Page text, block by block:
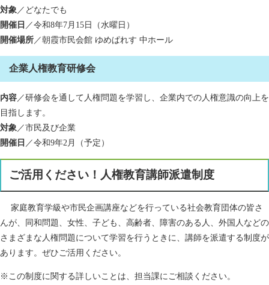
対象 ／どなたでも
開催日 ／令和8年7月15日（水曜日）
開催場所 ／朝霞市民会館 ゆめぱれす 中ホール
企業人権教育研修会
内容 ／研修会を通して人権問題を学習し、企業内での人権意識の向上を
目指します。
対象 ／市民及び企業
開催日 ／令和9年2月（予定）
ご活用ください！人権教育講師派遣制度
家庭教育学級や市民企画講座などを行っている社会教育団体の皆さ
んが、同和問題、女性、子ども、高齢者、障害のある人、外国人などの
さまざまな人権問題について学習を行うときに、講師を派遣する制度が
あります。ぜひご活用ください。
※この制度に関する詳しいことは、担当課にご相談ください。